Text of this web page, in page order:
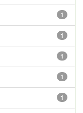
1
1
1
1
1